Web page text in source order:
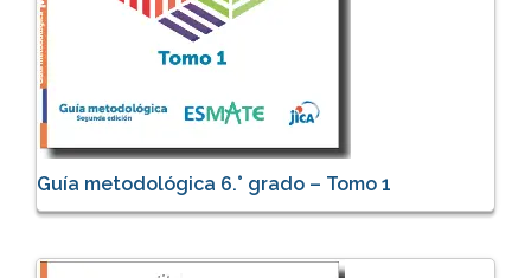
Guía metodológica 6.° grado – Tomo 1